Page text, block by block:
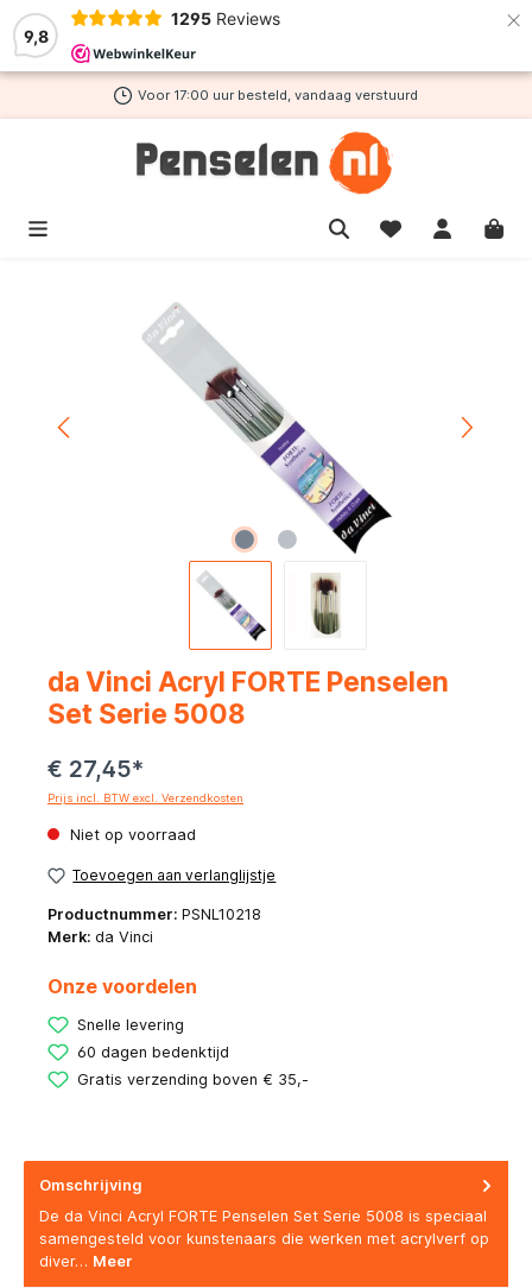
9,8
1295 Reviews ×
hoofdinhoud
Voor 17:00 uur besteld, vandaag verstuurd
da Vinci Acryl FORTE Penselen
Set Serie 5008
€ 27,45*
Prijs incl. BTW excl. Verzendkosten
Niet op voorraad
Toevoegen aan verlanglijstje
Productnummer: PSNL10218
Merk: da Vinci
Onze voordelen
Snelle levering
60 dagen bedenktijd
Gratis verzending boven € 35,-
Omschrijving
De da Vinci Acryl FORTE Penselen Set Serie 5008 is speciaal
samengesteld voor kunstenaars die werken met acrylverf op
diver… Meer